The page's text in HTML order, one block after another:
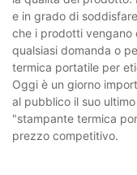
e in grado di
che i prodotti vengano
qualsiasi domanda o
termica portatile per
Oggi è un giorno
al pubblico il suo
"stampante termica
prezzo competitivo.